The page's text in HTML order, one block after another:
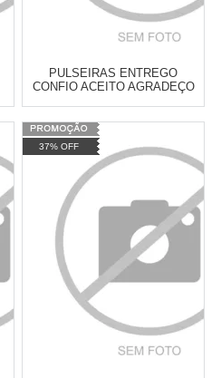
PULSEIRAS ENTREGO
CONFIO ACEITO AGRADEÇO
Varejo:
Atacado: R$ 2.550,90 (Apenas
Revendedor)
10
Cat:
COMPRAR
37% OFF